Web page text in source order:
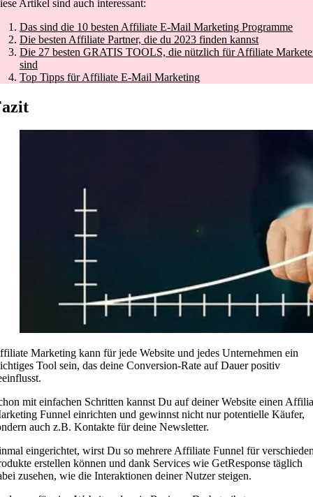
Artikel sind auch interessant:
Das sind die 10 besten Affiliate E-Mail Marketing Programme
Die besten Affiliate Partner, die du 2023 finden kannst
Die 27 besten GRATIS TOOLS, die nützlich für Affiliate
sind
Top Tipps für Affiliate E-Mail Marketing
Marketing kann für jede Website und jedes Unternehmen ein
Tool sein, das deine Conversion-Rate auf Dauer positiv
mit einfachen Schritten kannst Du auf deiner Website einen
Funnel einrichten und gewinnst nicht nur potentielle Käufer,
auch z.B. Kontakte für deine Newsletter.
eingerichtet, wirst Du so mehrere Affiliate Funnel für
erstellen können und dank Services wie GetResponse täglich
zusehen, wie die Interaktionen deiner Nutzer steigen.